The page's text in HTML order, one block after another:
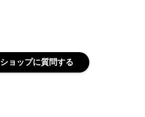
ショップに質問する